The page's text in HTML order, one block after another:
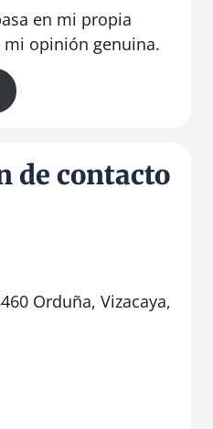
en mi propia
mi opinión genuina.
de contacto
Orduña, Vizacaya,